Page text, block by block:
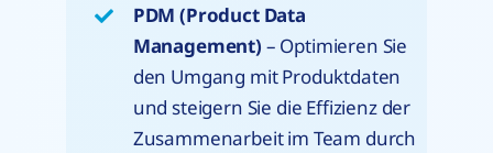
PDM (Product Data
Management) – Optimieren Sie
den Umgang mit Produktdaten
und steigern Sie die Effizienz der
Zusammenarbeit im Team durch